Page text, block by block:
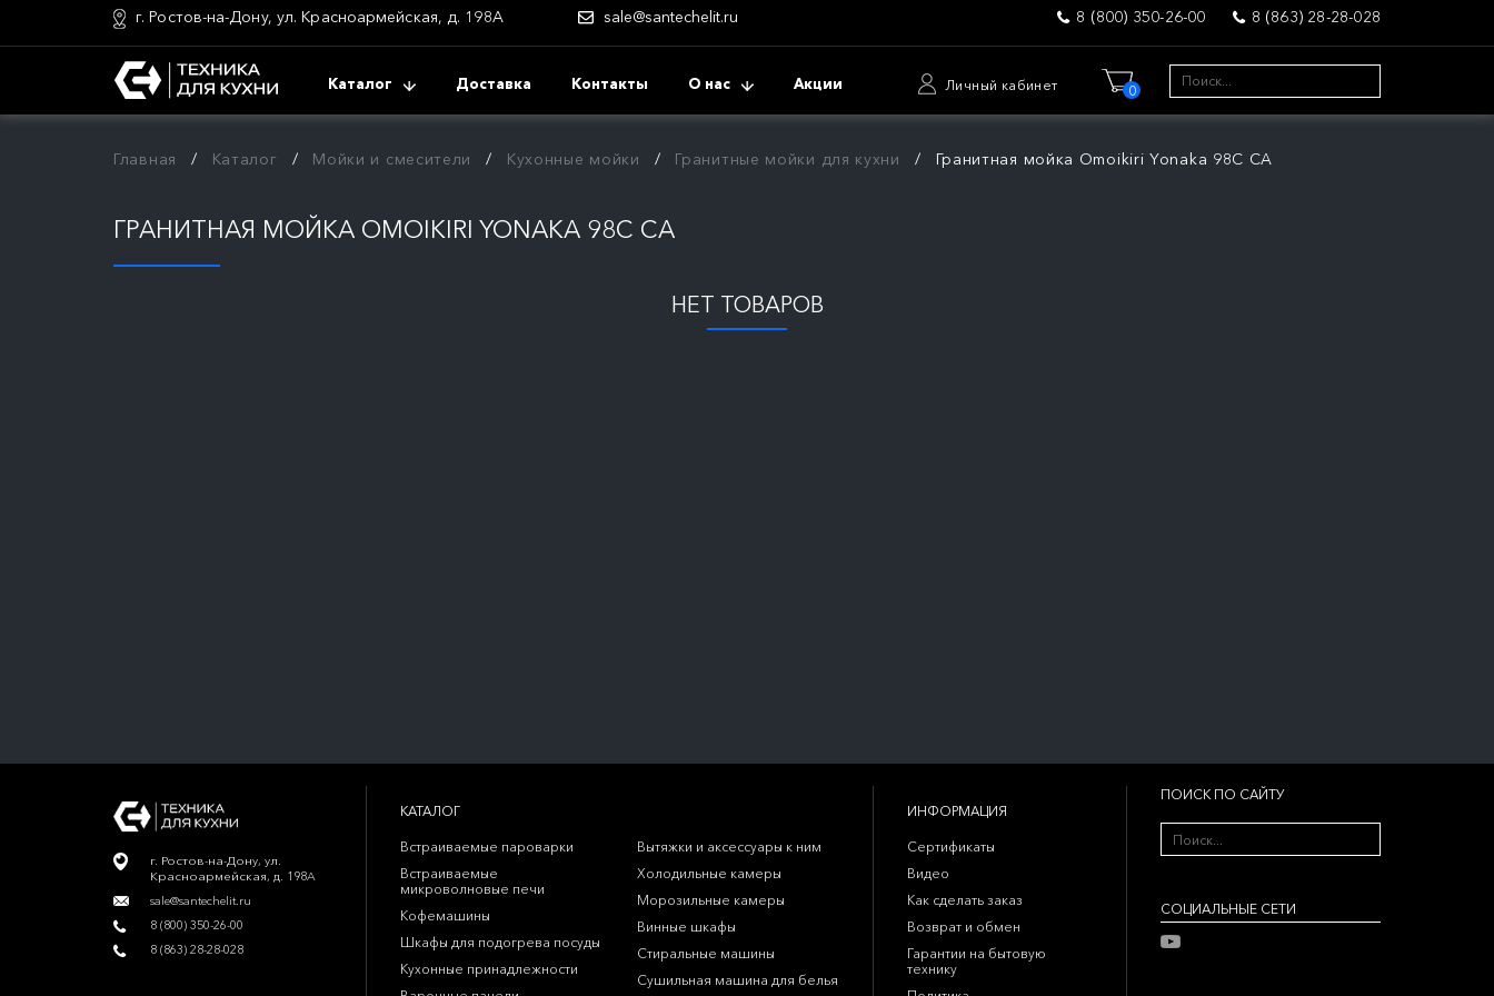
г. Ростов-на-Дону, ул. Красноармейская, д. 198А sale@santechelit.ru 8 (800) 350-26-00 8 (863) 28-28-028
Каталог Доставка Контакты О нас Акции Личный кабинет 0
Главная Каталог Мойки и смесители Кухонные мойки Гранитные мойки для кухни Гранитная мойка Omoikiri Yonaka 98C CA
ГРАНИТНАЯ МОЙКА OMOIKIRI YONAKA 98C CA
НЕТ ТОВАРОВ
г. Ростов-на-Дону, ул.
Красноармейская, д. 198А
sale@santechelit.ru
8 (800) 350-26-00
8 (863) 28-28-028
КАТАЛОГ
Встраиваемые пароварки
Встраиваемые
микроволновые печи
Кофемашины
Шкафы для подогрева посуды
Кухонные принадлежности
Вытяжки и аксессуары к ним
Холодильные камеры
Морозильные камеры
Винные шкафы
Стиральные машины
Сушильная машина для белья
ИНФОРМАЦИЯ
Сертификаты
Видео
Как сделать заказ
Возврат и обмен
Гарантии на бытовую
технику
ПОИСК ПО САЙТУ
CОЦИАЛЬНЫЕ СЕТИ